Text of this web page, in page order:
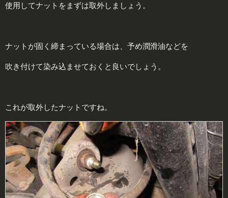
使用してナットをまずは取外しましょう。
ナットが固く締まっている場合は、予め潤滑油などを
吹き付けて染み込ませておくと良いでしょう。
これが取外したナットですね。